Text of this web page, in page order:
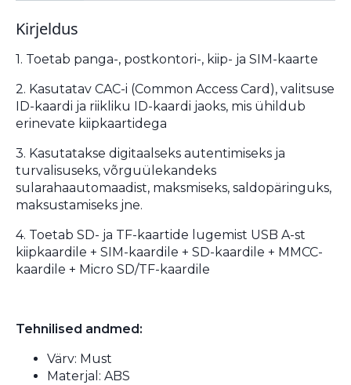
Kirjeldus
1. Toetab panga-, postkontori-, kiip- ja SIM-kaarte
2. Kasutatav CAC-i (Common Access Card), valitsuse
ID-kaardi ja riikliku ID-kaardi jaoks, mis ühildub
erinevate kiipkaartidega
3. Kasutatakse digitaalseks autentimiseks ja
turvalisuseks, võrguülekandeks
sularahaautomaadist, maksmiseks, saldopäringuks,
maksustamiseks jne.
4. Toetab SD- ja TF-kaartide lugemist USB A-st
kiipkaardile + SIM-kaardile + SD-kaardile + MMCC-
kaardile + Micro SD/TF-kaardile
Tehnilised andmed:
Värv: Must
Materjal: ABS